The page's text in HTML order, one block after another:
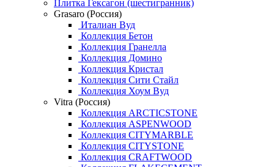
Плитка Гексагон (шестигранник)
Grasaro (Россия)
Италиан Вуд
Коллекция Бетон
Коллекция Гранелла
Коллекция Домино
Коллекция Кристал
Коллекция Сити Стайл
Коллекция Хоум Вуд
Vitra (Россия)
Коллекция ARCTICSTONE
Коллекция ASPENWOOD
Коллекция CITYMARBLE
Коллекция CITYSTONE
Коллекция CRAFTWOOD